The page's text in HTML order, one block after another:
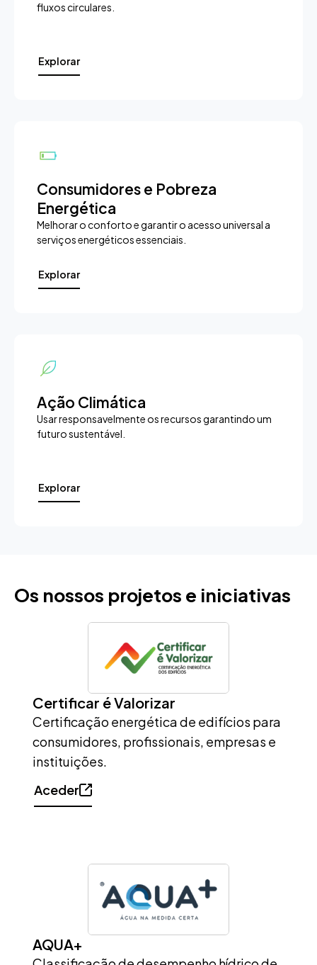
fluxos circulares.
Explorar
Consumidores e Pobreza
Energética
Melhorar o conforto e garantir o acesso universal a
serviços energéticos essenciais.
Explorar
Ação Climática
Usar responsavelmente os recursos garantindo um
futuro sustentável.
Explorar
Os nossos projetos e iniciativas
Certificar é Valorizar
Certificação energética de edifícios para
consumidores, profissionais, empresas e
instituições.
Aceder
AQUA+